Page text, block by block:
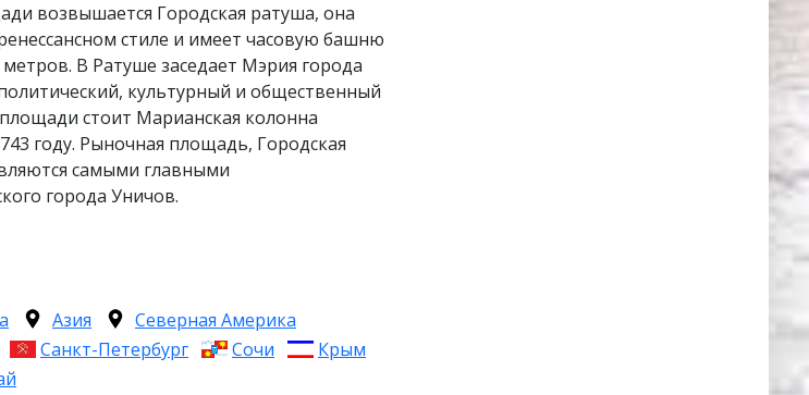
возвышается Городская ратуша, она
стиле и имеет часовую башню
В Ратуше заседает Мэрия города
культурный и общественный
стоит Марианская колонна
году. Рыночная площадь, Городская
самыми главными
города Уничов.
Азия
Северная Америка
Санкт-Петербург Сочи
Крым